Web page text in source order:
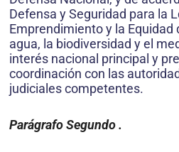
Defensa y Seguridad para la
Emprendimiento y la Equidad
agua, la biodiversidad y el
interés nacional principal y
coordinación con las
judicia­les competentes.
Parágrafo Segundo.